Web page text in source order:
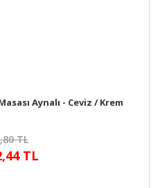
Aynalı - Ceviz / Krem
TL
TL